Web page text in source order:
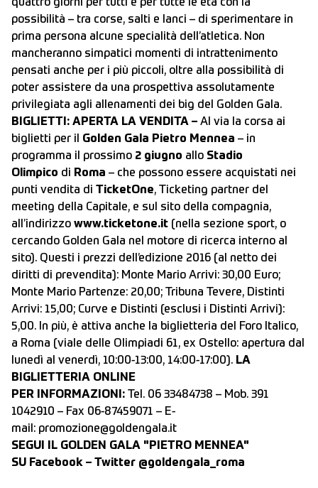
quattro giorni per tutti e per tutte le età con la
possibilità – tra corse, salti e lanci – di sperimentare in
prima persona alcune specialità dell’atletica. Non
mancheranno simpatici momenti di intrattenimento
pensati anche per i più piccoli, oltre alla possibilità di
poter assistere da una prospettiva assolutamente
privilegiata agli allenamenti dei big del Golden Gala.
BIGLIETTI: APERTA LA VENDITA – Al via la corsa ai
biglietti per il Golden Gala Pietro Mennea – in
programma il prossimo 2 giugno allo Stadio
Olimpico di Roma – che possono essere acquistati nei
punti vendita di TicketOne, Ticketing partner del
meeting della Capitale, e sul sito della compagnia,
all’indirizzo www.ticketone.it (nella sezione sport, o
cercando Golden Gala nel motore di ricerca interno al
sito). Questi i prezzi dell’edizione 2016 (al netto dei
diritti di prevendita): Monte Mario Arrivi: 30,00 Euro;
Monte Mario Partenze: 20,00; Tribuna Tevere, Distinti
Arrivi: 15,00; Curve e Distinti (esclusi i Distinti Arrivi):
5,00. In più, è attiva anche la biglietteria del Foro Italico,
a Roma (viale delle Olimpiadi 61, ex Ostello: apertura dal
lunedì al venerdì, 10:00-13:00, 14:00-17:00). LA
BIGLIETTERIA ONLINE
PER INFORMAZIONI: Tel. 06 33484738 – Mob. 391
1042910 – Fax 06-87459071 – E-
mail: promozione@goldengala.it
SEGUI IL GOLDEN GALA "PIETRO MENNEA"
SU Facebook – Twitter @goldengala_roma